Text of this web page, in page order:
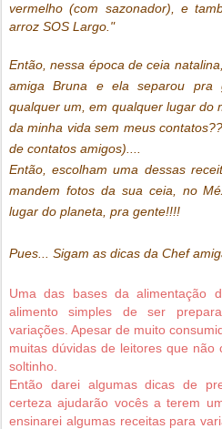
vermelho (com sazonador), e
arroz SOS Largo."
Então, nessa época de ceia
amiga Bruna e ela separou pra
qualquer um, em qualquer lugar do
da minha vida sem meus
de contatos amigos)....
Então, escolham uma dessas
mandem fotos da sua ceia, no
lugar do planeta, pra gente!!!!
Pues... Sigam as dicas da Chef
Uma das bases da alimentação
alimento simples de ser
variações. Apesar de muito
muitas dúvidas de leitores que
soltinho.
Então darei algumas dicas de
certeza ajudarão vocês a terem
ensinarei algumas receitas para